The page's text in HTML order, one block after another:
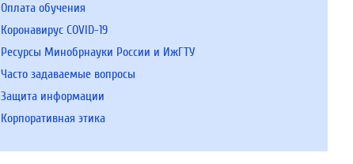
Оплата обучения
Коронавирус COVID-19
Ресурсы Минобрнауки России и ИжГТУ
Часто задаваемые вопросы
Защита информации
Корпоративная этика